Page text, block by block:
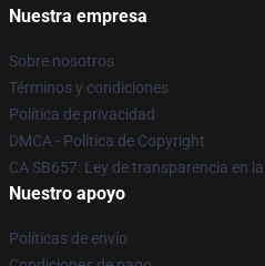
Nuestra empresa
Sobre nosotros
Términos y condiciones
Política de privacidad
DMCA - Política de Copyright
CA SB657: Ley de transparencia en
Nuestro apoyo
Políticas de envío